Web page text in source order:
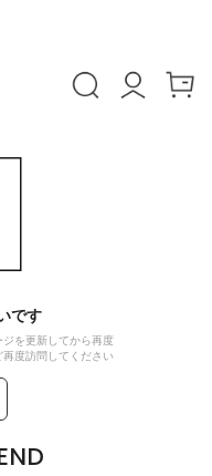
です
を更新してから再度
度訪問してください